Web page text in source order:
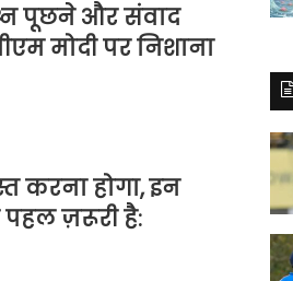
पूछने और संवाद
मोदी पर निशाना
करना होगा, इन
ज़रूरी है: